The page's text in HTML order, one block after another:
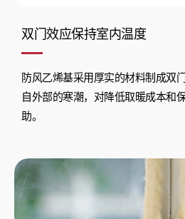
双门效应保持室内温度
防风乙烯基采用厚实的材料制成双
自外部的寒潮，对降低取暖成本和
助。